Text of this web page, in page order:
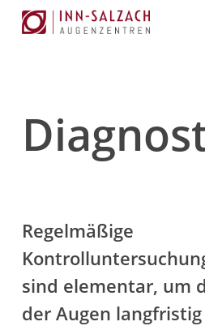
Skip
Regelmäßige
sind elementar, um
der Augen